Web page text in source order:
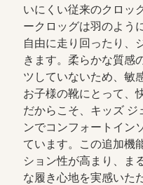
いにくい従来のクロッ
ークロッグは羽のよう
自由に走り回ったり、
きます。柔らかな質感
ツしていないため、敏
お子様の靴にとって、
だからこそ、キッズ ジ
ンでコンフォートイン
ています。この追加機
ション性が高まり、ま
な履き心地を実感いた